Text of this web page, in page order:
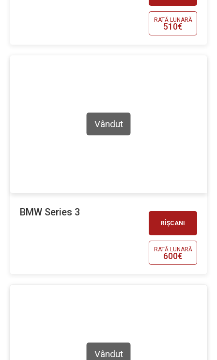
RATĂ LUNARĂ
510€
RÎȘCANI
RATĂ LUNARĂ
600€
Vândut
BMW Series 3
Vândut